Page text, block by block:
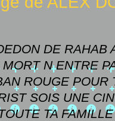
DE RAHAB
N ENTRE
ROUGE POUR
SOIS UNE
TA FAMILLE